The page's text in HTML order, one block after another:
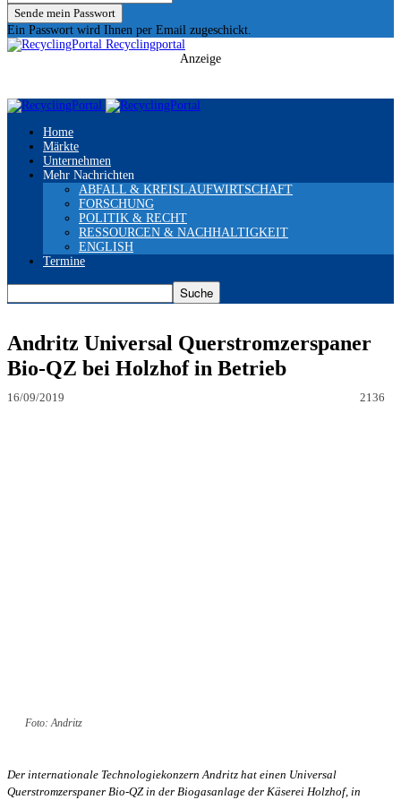
Ein Passwort wird Ihnen per Email zugeschickt.
Recyclingportal
Anzeige
Home
Märkte
Unternehmen
Mehr Nachrichten
ABFALL & KREISLAUFWIRTSCHAFT
FORSCHUNG
POLITIK & RECHT
RESSOURCEN & NACHHALTIGKEIT
ENGLISH
Termine
Andritz Universal Querstromzerspaner
Bio-QZ bei Holzhof in Betrieb
16/09/2019 2136
Foto: Andritz
Der internationale Technologiekonzern Andritz hat einen Universal
Querstromzerspaner Bio-QZ in der Biogasanlage der Käserei Holzhof, in